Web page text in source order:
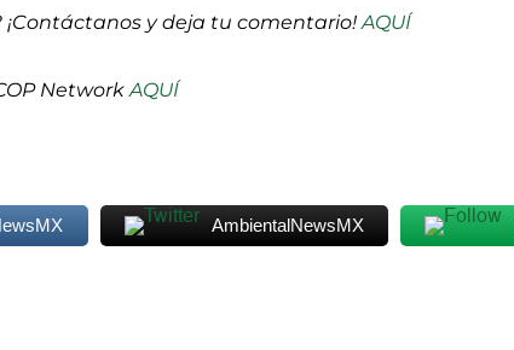
¡Contáctanos y deja tu comentario!AQUÍ
NetworkAQUÍ
AmbientalNewsMX